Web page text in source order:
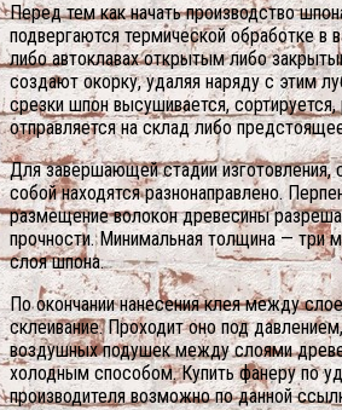
Перед тем как начать производство
подвергаются термической обработке в
либо автоклавах открытым либо
создают окорку, удаляя наряду с этим
срезки шпон высушивается, сортируется,
отправляется на склад либо
Для завершающей стадии
собой находятся разнонаправлено.
размещение волокон древесины
прочности. Минимальная толщина — три
слоя шпона.
По окончании нанесения клея между
склеивание. Проходит оно под
воздушных подушек между слоями
холодным способом. Купить фанеру по
производителя возможно по данной